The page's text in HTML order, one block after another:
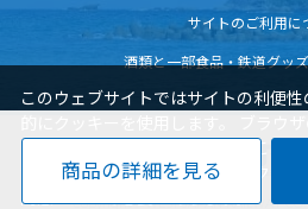
商品の詳細を見る
サイトのご利用に
酒類と一部食品・鉄道グッ
Copyright© WEST JAPAN RAILWAY
このウェブサイトではサイトの利便
的にクッキーを使用します。 ブラウ
よりクッキーの機能を変更することも
サイトを閲覧いただく際には、クッ
同意いただく必要があります。